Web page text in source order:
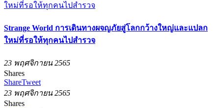
Strange World การเดินทางผจญภัยสู่โลกกว้างใหญ่และแปลก
ใหม่ที่รอให้ทุกคนไปสำรวจ
23 พฤศจิกายน 2565
Shares
ShareTweet
23 พฤศจิกายน 2565
Shares